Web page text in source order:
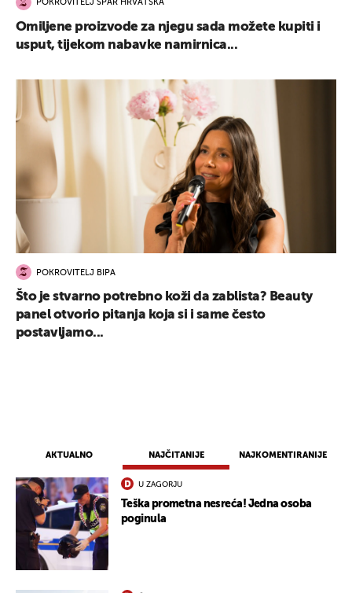
AKTUALNO NAJČITANIJE NAJKOMENTIRANIJE
U ZAGORJU
Teška prometna nesreća! Jedna osoba
poginula
POKROVITELJ SPAR HRVATSKA
Omiljene proizvode za njegu sada možete kupiti i
usput, tijekom nabavke namirnica...
POKROVITELJ BIPA
Što je stvarno potrebno koži da zablista? Beauty
panel otvorio pitanja koja si i same često
postavljamo...